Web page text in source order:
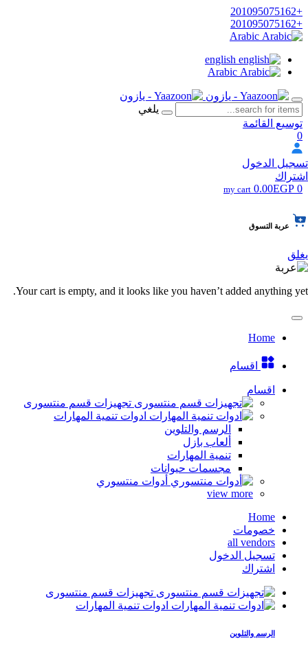
+201095075162
+201095075162
english
Arabic
يلغي
توسيع القائمة
0
تسجيل الدخول
اشتراك
0
my cart 0.00EGP
عربة التسوق
يغلق
Your cart is empty, and it looks like you haven’t added anything yet.
Home
اقسام
اقسام
تجهيزات قسم منتسورى
ادوات تنمية المهارات
الرسم والتلوين
ألعاب بازل
تنمية المهارات
مجسمات حيوانات
أدوات منتسوري
view more
Home
خصومات
all vendors
تسجيل الدخول
اشتراك
تجهيزات قسم منتسورى
ادوات تنمية المهارات
الرسم والتلوين